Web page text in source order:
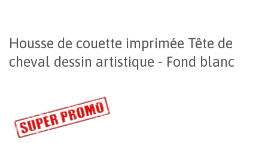
Housse de couette imprimée Tête de
cheval dessin artistique - Fond blanc